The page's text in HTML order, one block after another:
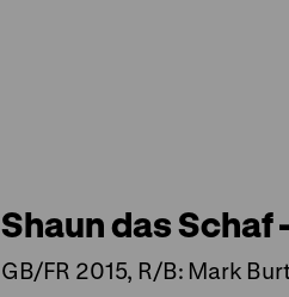
Shaun das Schaf
GB/FR 2015, R/B: Mark